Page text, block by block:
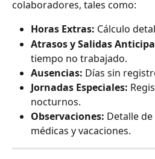
colaboradores, tales como:
Horas Extras: Cálculo
Atrasos y Salidas
tiempo no trabajado.
Ausencias: Días sin
Jornadas Especiales:
nocturnos.
Observaciones: Detalle
médicas y vacaciones.